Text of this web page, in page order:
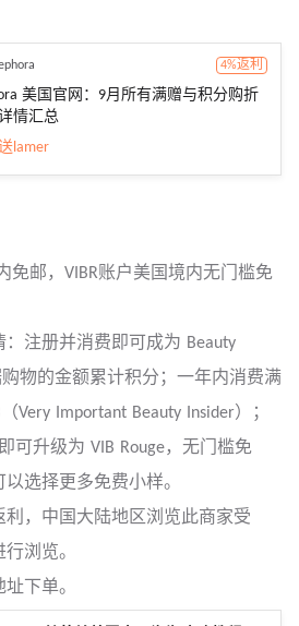
4%返利
美国官网：9月所有满赠与积分购折
情汇总
lamer
免邮，VIBR账户美国境内无门槛免
注册并消费即可成为 Beauty
购物的金额累计积分；一年内消费满
Very Important Beauty Insider）；
可升级为 VIB Rouge，无门槛免
选择更多免费小样。
，中国大陆地区浏览此商家受
浏览。
下单。